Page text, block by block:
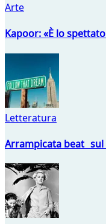
Arte
Kapoor: «È lo
Letteratura
Arrampicata beat